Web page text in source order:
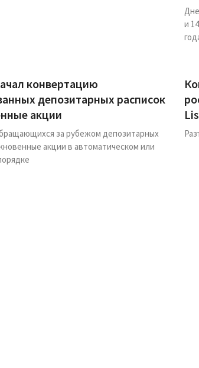
и
конвертацию
депозитарных расписок
акции
за рубежом депозитарных
акции в автоматическом или